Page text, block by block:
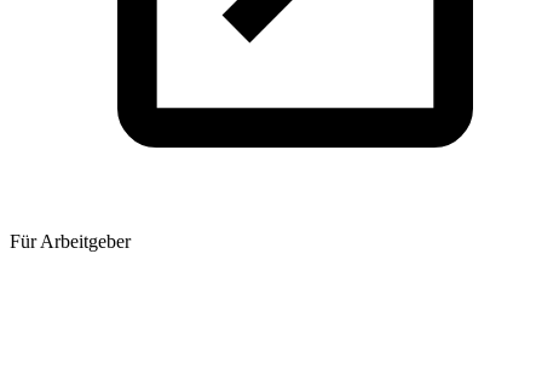
Für Arbeitgeber